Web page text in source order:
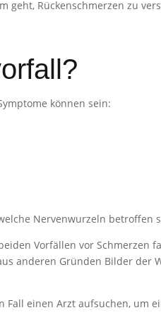
geht, Rückenschmerzen zu
können sein:
Nervenwurzeln betroffen
Vorfällen vor Schmerzen
anderen Gründen Bilder der
einen Arzt aufsuchen, um